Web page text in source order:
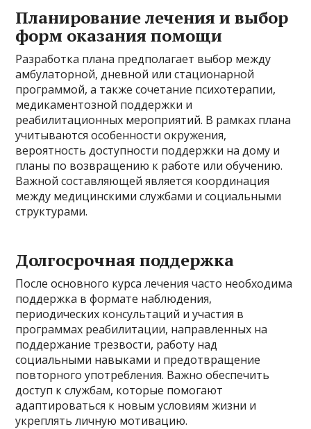
Планирование лечения и выбор
форм оказания помощи
Разработка плана предполагает выбор между
амбулаторной, дневной или стационарной
программой, а также сочетание психотерапии,
медикаментозной поддержки и
реабилитационных мероприятий. В рамках плана
учитываются особенности окружения,
вероятность доступности поддержки на дому и
планы по возвращению к работе или обучению.
Важной составляющей является координация
между медицинскими службами и социальными
структурами.
Долгосрочная поддержка
После основного курса лечения часто необходима
поддержка в формате наблюдения,
периодических консультаций и участия в
программах реабилитации, направленных на
поддержание трезвости, работу над
социальными навыками и предотвращение
повторного употребления. Важно обеспечить
доступ к службам, которые помогают
адаптироваться к новым условиям жизни и
укреплять личную мотивацию.